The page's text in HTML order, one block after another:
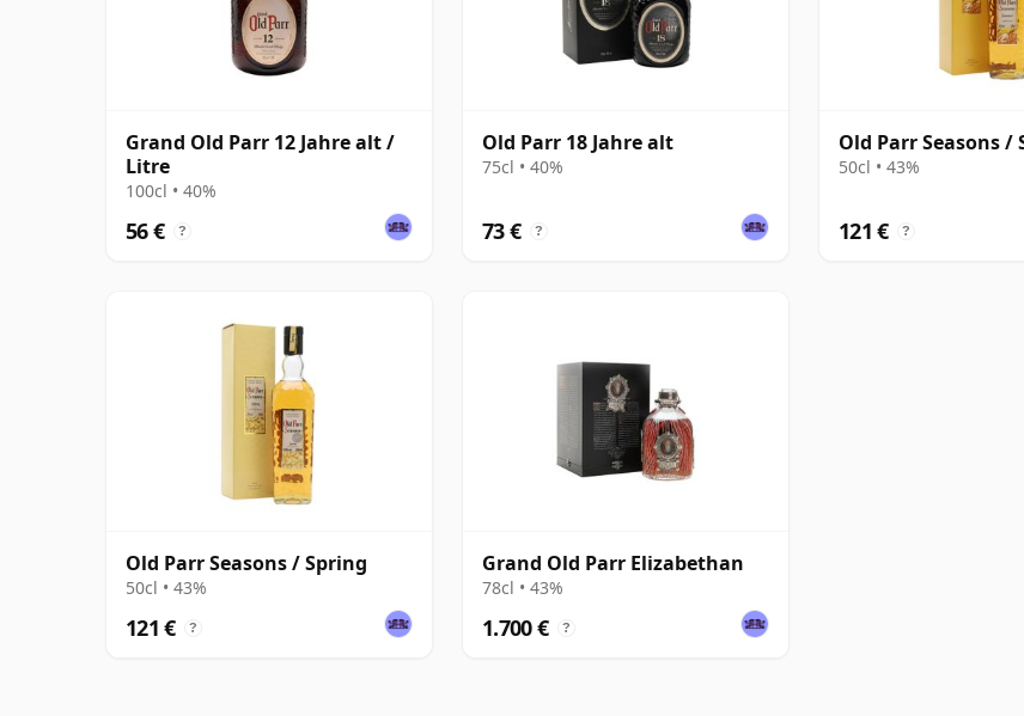
Grand Old Parr 12 Jahre alt /
Litre
100cl • 40%
56 € ?
Old Parr 18 Jahre alt
75cl • 40%
73 € ?
Old Parr Seasons /
50cl • 43%
121 € ?
Old Parr Seasons / Spring
50cl • 43%
121 € ?
Grand Old Parr Elizabethan
78cl • 43%
1.700 € ?